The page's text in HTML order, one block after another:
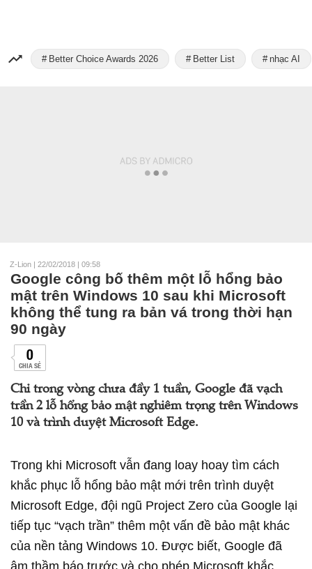
Better Choice Awards 2026 Better List nhạc AI
Z-Lion | 22/02/2018 | 09:58
Google công bố thêm một lỗ hổng bảo
mật trên Windows 10 sau khi Microsoft
không thể tung ra bản vá trong thời hạn
90 ngày
0
CHIA SẺ
Chỉ trong vòng chưa đầy 1 tuần, Google đã vạch
trần 2 lỗ hổng bảo mật nghiêm trọng trên Windows
10 và trình duyệt Microsoft Edge.
Trong khi Microsoft vẫn đang loay hoay tìm cách
khắc phục lỗ hổng bảo mật mới trên trình duyệt
Microsoft Edge, đội ngũ Project Zero của Google lại
tiếp tục “vạch trần” thêm một vấn đề bảo mật khác
của nền tảng Windows 10. Được biết, Google đã
âm thầm báo trước và cho phép Microsoft khắc